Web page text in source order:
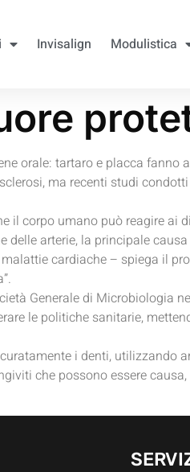
Invisalign Modulistica
orale: tartaro e placca
ma recenti studi
il corpo umano può reagire
delle arterie, la principale
cardiache – spiega il
Generale di Microbiologia
le politiche sanitarie,
i denti, utilizzando
che possono essere